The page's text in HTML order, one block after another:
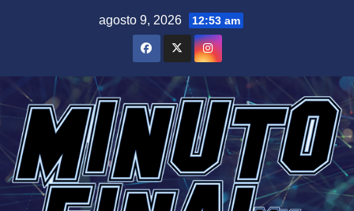
agosto 9, 2026 12:53 am